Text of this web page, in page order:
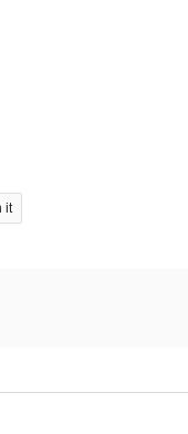
it